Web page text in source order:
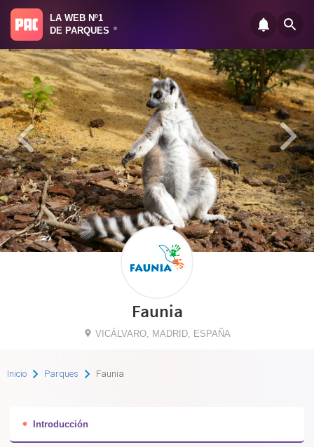
LA WEB Nº1
DE PARQUES
®
Faunia
VICÁLVARO, MADRID, ESPAÑA
Inicio Parques Faunia
Introducción